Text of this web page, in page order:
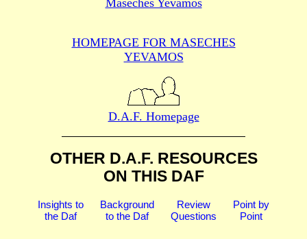
HOMEPAGE FOR MASECHES
YEVAMOS
D.A.F. Homepage
OTHER D.A.F. RESOURCES
ON THIS DAF
Insights to
the Daf
Background
to the Daf
Review
Questions
Point by
Point